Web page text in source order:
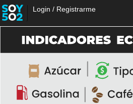
Login / Registrarme